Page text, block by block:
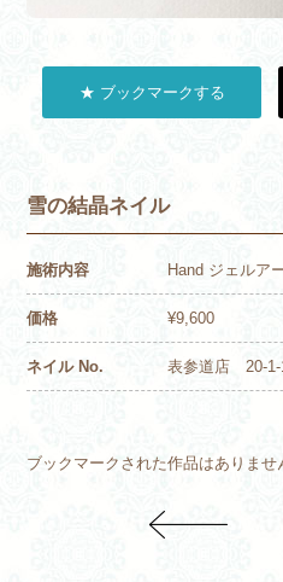
★ ブックマークする
雪の結晶ネイル
施術内容 Hand ジェルア
価格 ¥9,600
ネイル No. 表参道店 20-1-
ブックマークされた作品はありませ